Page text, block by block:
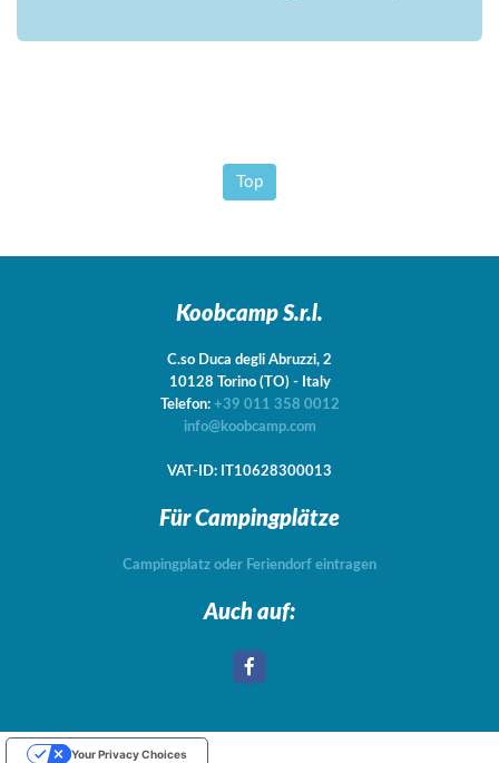
Top
Koobcamp S.r.l.
C.so Duca degli Abruzzi, 2
10128 Torino (TO) - Italy
Telefon: +39 011 358 0012
info@koobcamp.com
VAT-ID: IT10628300013
Für Campingplätze
Campingplatz oder Feriendorf eintragen
Auch auf:
Your Privacy Choices